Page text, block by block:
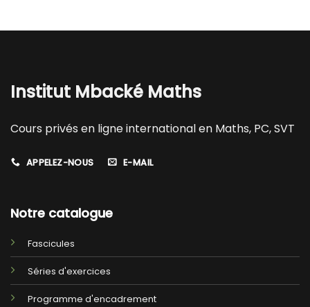
Institut Mbacké Maths
Cours privés en ligne international en Maths, PC, SVT
APPELEZ-NOUS E-MAIL
Notre catalogue
Fascicules
Séries d'exercices
Programme d'encadrement